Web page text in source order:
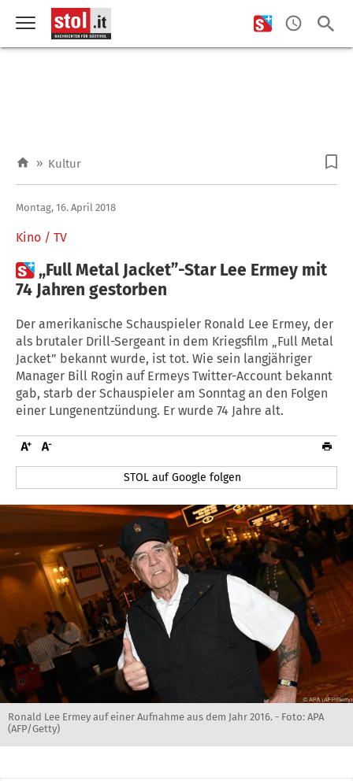
» Kultur
Kino / TV
Montag, 16. April 2018
„Full Metal Jacket”-Star Lee Ermey mit
74 Jahren gestorben
Der amerikanische Schauspieler Ronald Lee Ermey, der
als brutaler Drill-Sergeant in dem Kriegsfilm „Full Metal
Jacket” bekannt wurde, ist tot. Wie sein langjähriger
Manager Bill Rogin auf Ermeys Twitter-Account bekannt
gab, starb der Schauspieler am Sonntag an den Folgen
einer Lungenentzündung. Er wurde 74 Jahre alt.
STOL auf Google folgen
Ronald Lee Ermey auf einer Aufnahme aus dem Jahr 2016. - Foto: APA
(AFP/Getty)